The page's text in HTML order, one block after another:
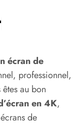
écran de
professionnel,
au bon
en 4K,
de